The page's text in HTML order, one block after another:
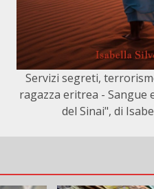
Servizi segreti,
ragazza eritrea - Sangue
del Sinai", di